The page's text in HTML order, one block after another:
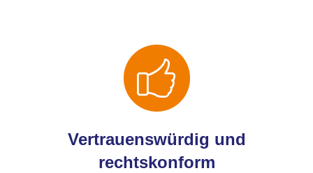
Vertrauenswürdig und
rechtskonform